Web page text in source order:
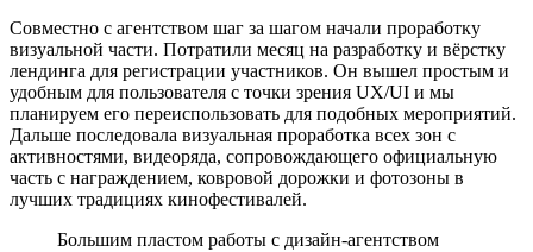
Совместно с агентством шаг за шагом начали проработку
визуальной части. Потратили месяц на разработку и вёрстку
лендинга для регистрации участников. Он вышел простым и
удобным для пользователя с точки зрения UX/UI и мы
планируем его переиспользовать для подобных мероприятий.
Дальше последовала визуальная проработка всех зон с
активностями, видеоряда, сопровождающего официальную
часть с награждением, ковровой дорожки и фотозоны в
лучших традициях кинофестивалей.
Большим пластом работы с дизайн-агентством